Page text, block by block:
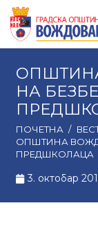
НА
ПОЧЕТНА /
ОПШТИНА
ПРЕДШКОЛАЦА
3. октобар